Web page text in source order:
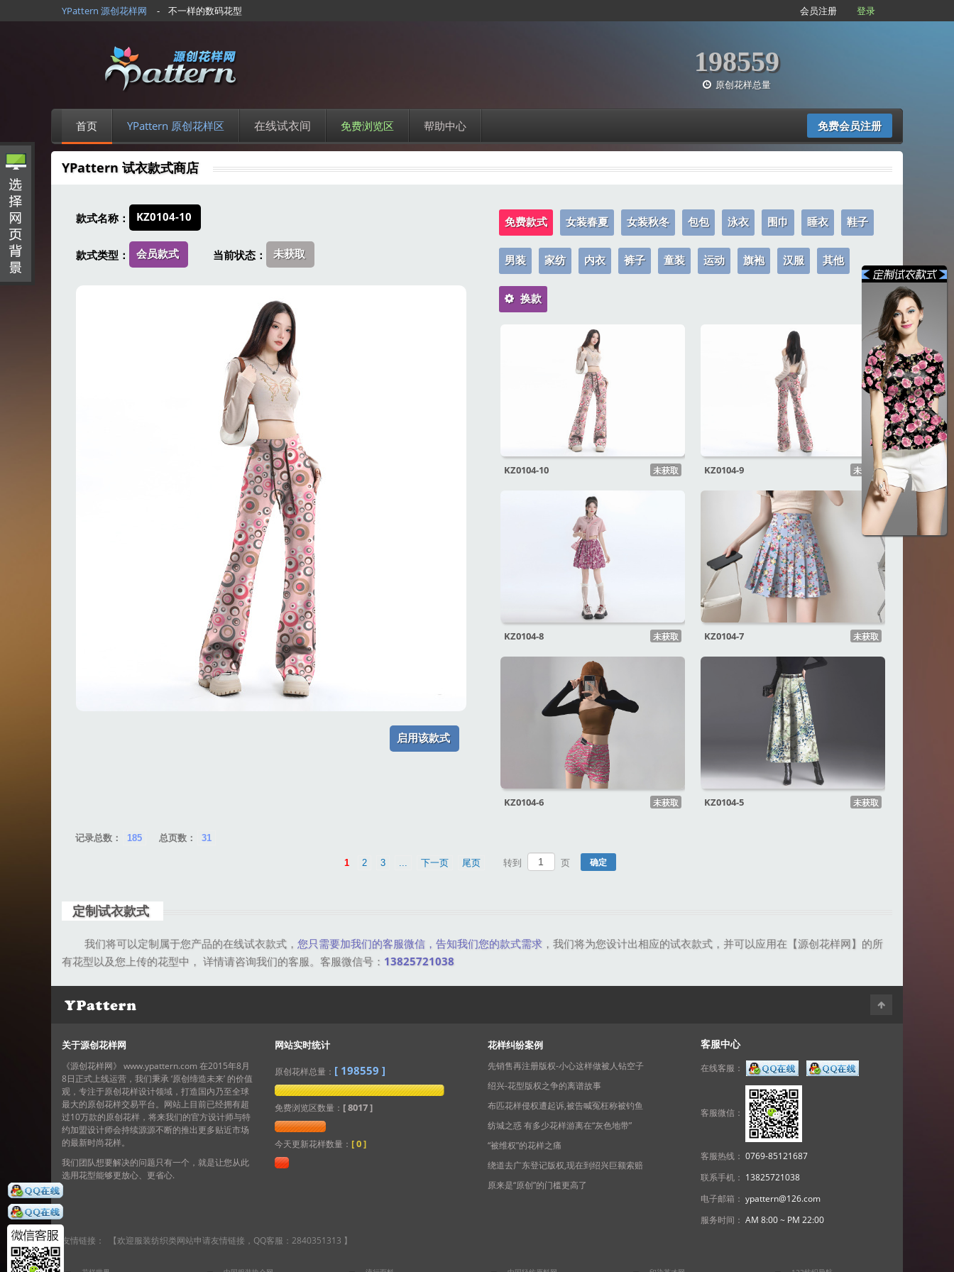
YPattern 源创花样网 - 不一样的数码花型 会员注册 登录
198559
原创花样总量
首页 YPattern 原创花样区 在线试衣间 免费浏览区 帮助中心 免费会员注册
YPattern 试衣款式商店
款式名称： KZ0104-10
款式类型： 会员款式 当前状态： 未获取
启用该款式
免费款式 女装春夏 女装秋冬 包包 泳衣 围巾 睡衣 鞋子
男装 家纺 内衣 裤子 童装 运动 旗袍 汉服 其他
换款
KZ0104-10 未获取 KZ0104-9 未获取
KZ0104-8 未获取 KZ0104-7 未获取
KZ0104-6 未获取 KZ0104-5 未获取
记录总数： 185 总页数： 31
1 2 3 下一页 尾页 转到 页
定制试衣款式
我们将可以定制属于您产品的在线试衣款式， 您只需要加我们的客服微信，告知我们您的款式需求 ，我们将为您设计出相应的试衣款式，并可以应用在【源创花样网】的所
有花型以及您上传的花型中， 详情请咨询我们的客服。客服微信号： 13825721038
关于源创花样网
《源创花样网》 www.ypattern.com 在2015年8月
8日正式上线运营，我们秉承 ‘原创缔造未来’ 的价值
观，专注于原创花样设计领域，打造国内乃至全球
最大的原创花样交易平台。网站上目前已经拥有超
过10万款的原创花样，将来我们的官方设计师与特
约加盟设计师会持续源源不断的推出更多贴近市场
的最新时尚花样。
我们团队想要解决的问题只有一个，就是让您从此
选用花型能够更放心、更省心.
网站实时统计
原创花样总量： [ 198559 ]
免费浏览区数量： [ 8017 ]
今天更新花样数量： [0]
花样纠纷案例
先销售再注册版权-小心这样做被人钻空子
绍兴-花型版权之争的离谱故事
布匹花样侵权遭起诉,被告喊冤枉称被钓鱼
纺城之惑 有多少花样游离在“灰色地带”
“被维权”的花样之痛
绕道去广东登记版权,现在到绍兴巨额索赔
原来是“原创”的门槛更高了
客服中心
在线客服：
客服微信：
客服热线： 0769-85121687
联系手机： 13825721038
电子邮箱： ypattern@126.com
服务时间： AM 8:00 ~ PM 22:00
友情链接： 【欢迎服装纺织类网站申请友情链接，QQ客服：2840351313 】